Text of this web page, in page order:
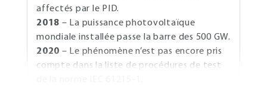
affectés par le PID.
2018 – La puissance photovoltaïque
mondiale installée passe la barre des 500 GW.
2020 – Le phénomène n’est pas encore pris
compte dans la liste de procédures de test